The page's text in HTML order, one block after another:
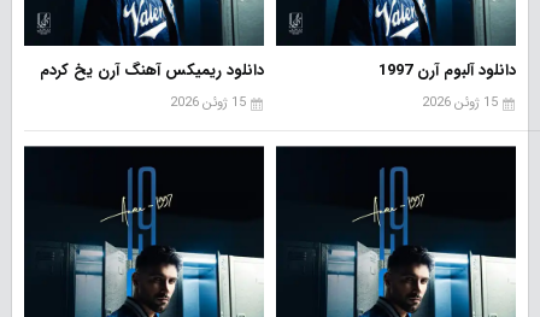
دانلود آلبوم آرن 1997
15 ژوئن 2026
دانلود ریمیکس آهنگ آرن یخ کردم
15 ژوئن 2026